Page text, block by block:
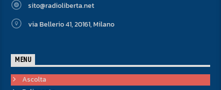
sito@radioliberta.net
via Bellerio 41, 20161, Milano
MENU
Ascolta